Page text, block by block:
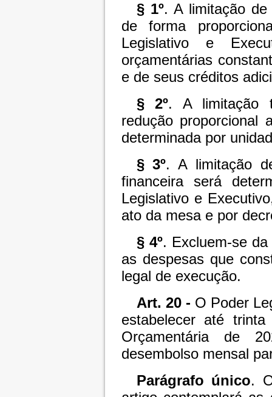
§ 1º. A limitação
de forma
Legislativo e
orçamentárias
e de seus créditos
§ 2º. A limitação
redução proporcional
determinada por
§ 3º. A limitação
financeira será
Legislativo e
ato da mesa e por
§ 4º. Excluem-se
as despesas que
legal de execução.
Art. 20 - O Poder
estabelecer até
Orçamentária de
desembolso mensal
Parágrafo único.